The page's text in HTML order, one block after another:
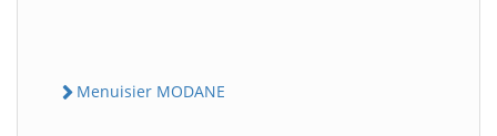
Menuisier MODANE